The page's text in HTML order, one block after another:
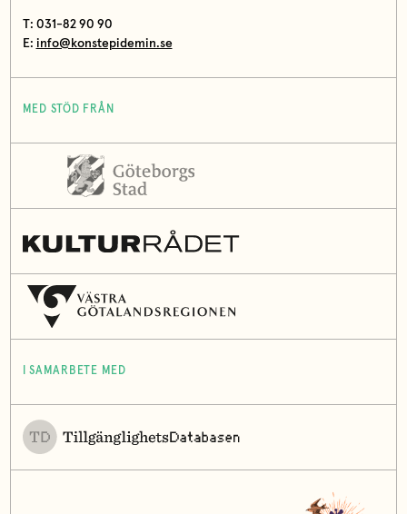
T: 031-82 90 90
E: info@konstepidemin.se
MED STÖD FRÅN
I SAMARBETE MED